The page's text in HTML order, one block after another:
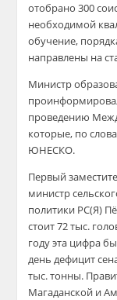
отобрано 300
необходимой
обучение,
направлены на
Министр
проведению
которые, по
ЮНЕСКО.
Первый
министр
политики РС(Я)
стоит 72 тыс.
году эта цифра
день дефицит
тыс. тонны.
Магаданской и